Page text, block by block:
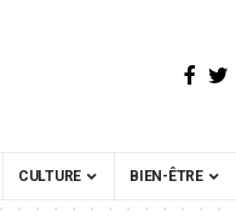
CULTURE BIEN-ÊTRE